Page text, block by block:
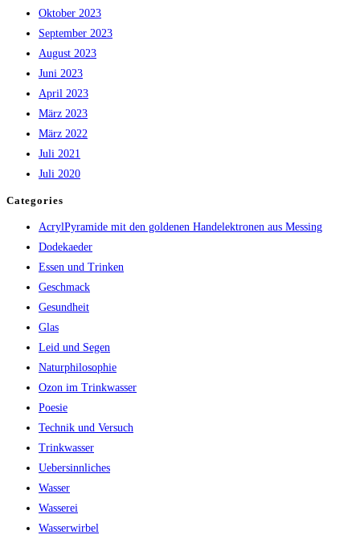
Oktober 2023
September 2023
August 2023
Juni 2023
April 2023
März 2023
März 2022
Juli 2021
Juli 2020
Categories
AcrylPyramide mit den goldenen Handelektronen aus Messing
Dodekaeder
Essen und Trinken
Geschmack
Gesundheit
Glas
Leid und Segen
Naturphilosophie
Ozon im Trinkwasser
Poesie
Technik und Versuch
Trinkwasser
Uebersinnliches
Wasser
Wasserei
Wasserwirbel